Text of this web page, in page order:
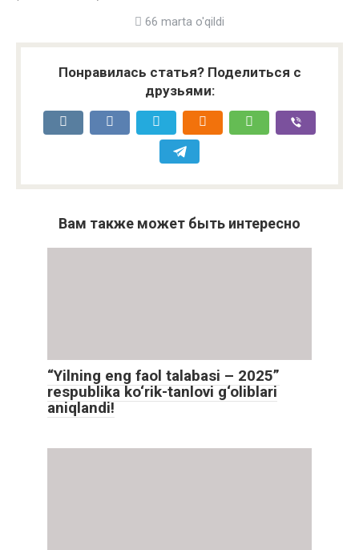
66 marta o'qildi
Понравилась статья? Поделиться с
друзьями:
Вам также может быть интересно
“Yilning eng faol talabasi – 2025”
respublika ko‘rik-tanlovi g‘oliblari
aniqlandi!